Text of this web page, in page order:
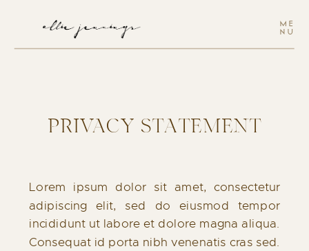
ME
NU
Lorem ipsum dolor sit amet, consectetur
adipiscing elit, sed do eiusmod tempor
incididunt ut labore et dolore magna aliqua.
Consequat id porta nibh venenatis cras sed.
PRIVACY STATEMENT